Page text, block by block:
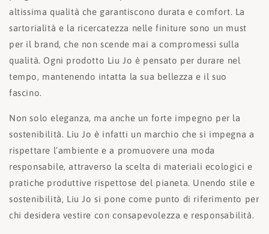
altissima qualità che garantiscono durata e comfort. La
sartorialità e la ricercatezza nelle finiture sono un must
per il brand, che non scende mai a compromessi sulla
qualità. Ogni prodotto Liu Jo è pensato per durare nel
tempo, mantenendo intatta la sua bellezza e il suo
fascino.
Non solo eleganza, ma anche un forte impegno per la
sostenibilità. Liu Jo è infatti un marchio che si impegna a
rispettare l’ambiente e a promuovere una moda
responsabile, attraverso la scelta di materiali ecologici e
pratiche produttive rispettose del pianeta. Unendo stile e
sostenibilità, Liu Jo si pone come punto di riferimento per
chi desidera vestire con consapevolezza e responsabilità.